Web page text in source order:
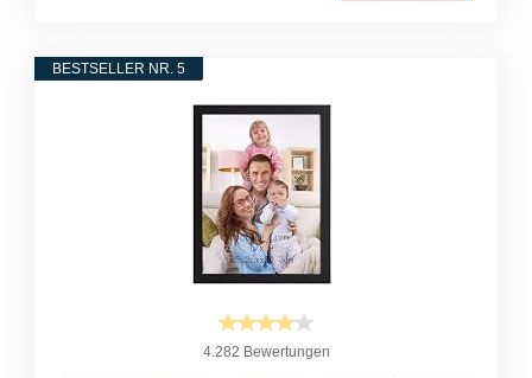
BESTSELLER NR. 5
4.282 Bewertungen